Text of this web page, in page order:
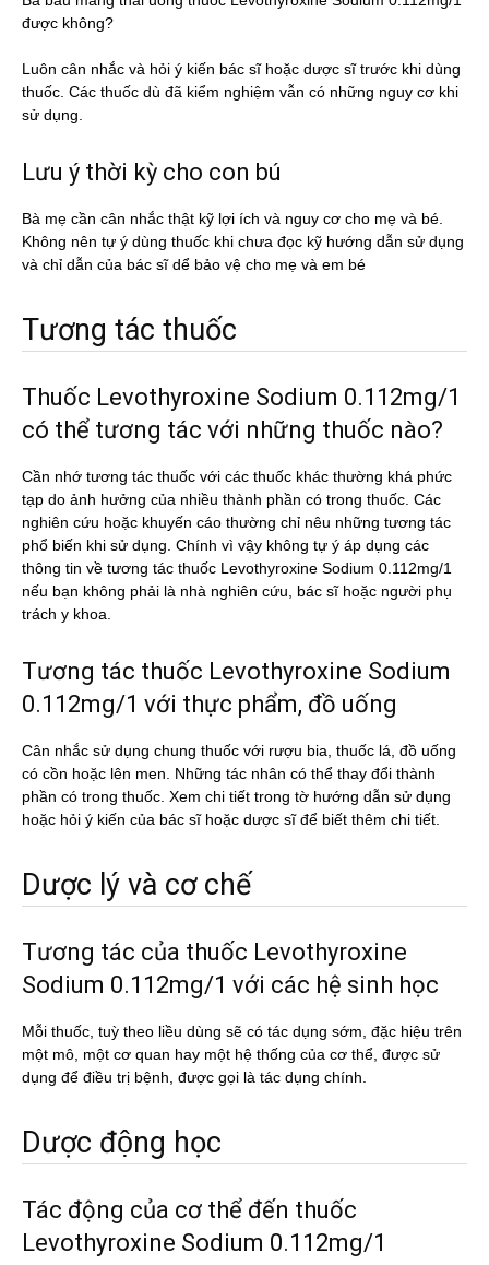
được không?
Luôn cân nhắc và hỏi ý kiến bác sĩ hoặc dược sĩ trước khi dùng
thuốc. Các thuốc dù đã kiểm nghiệm vẫn có những nguy cơ khi
sử dụng.
Lưu ý thời kỳ cho con bú
Bà mẹ cần cân nhắc thật kỹ lợi ích và nguy cơ cho mẹ và bé.
Không nên tự ý dùng thuốc khi chưa đọc kỹ hướng dẫn sử dụng
và chỉ dẫn của bác sĩ dể bảo vệ cho mẹ và em bé
Tương tác thuốc
Thuốc Levothyroxine Sodium 0.112mg/1
có thể tương tác với những thuốc nào?
Cần nhớ tương tác thuốc với các thuốc khác thường khá phức
tạp do ảnh hưởng của nhiều thành phần có trong thuốc. Các
nghiên cứu hoặc khuyến cáo thường chỉ nêu những tương tác
phổ biến khi sử dụng. Chính vì vậy không tự ý áp dụng các
thông tin về tương tác thuốc Levothyroxine Sodium 0.112mg/1
nếu bạn không phải là nhà nghiên cứu, bác sĩ hoặc người phụ
trách y khoa.
Tương tác thuốc Levothyroxine Sodium
0.112mg/1 với thực phẩm, đồ uống
Cân nhắc sử dụng chung thuốc với rượu bia, thuốc lá, đồ uống
có cồn hoặc lên men. Những tác nhân có thể thay đổi thành
phần có trong thuốc. Xem chi tiết trong tờ hướng dẫn sử dụng
hoặc hỏi ý kiến của bác sĩ hoặc dược sĩ để biết thêm chi tiết.
Dược lý và cơ chế
Tương tác của thuốc Levothyroxine
Sodium 0.112mg/1 với các hệ sinh học
Mỗi thuốc, tuỳ theo liều dùng sẽ có tác dụng sớm, đặc hiệu trên
một mô, một cơ quan hay một hệ thống của cơ thể, được sử
dụng để điều trị bệnh, được gọi là tác dụng chính.
Dược động học
Tác động của cơ thể đến thuốc
Levothyroxine Sodium 0.112mg/1